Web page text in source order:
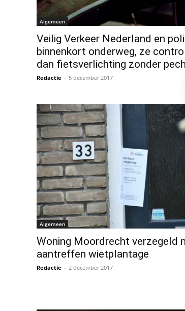
Algemeen
Veilig Verkeer Nederland en
binnenkort onderweg, ze
dan fietsverlichting zonder pech
Redactie - 5 december 2017
Algemeen
Woning Moordrecht verzegeld
aantreffen wietplantage
Redactie - 2 december 2017